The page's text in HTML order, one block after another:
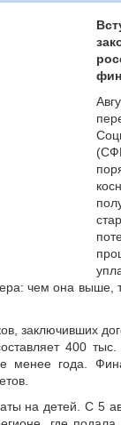
чем она выше,
заключивших
400
менее года.
на детей. С 5